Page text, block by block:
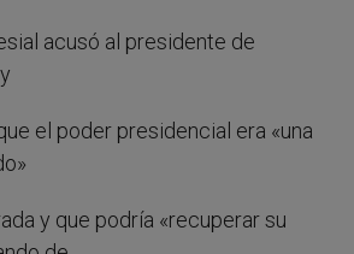
acusó al presidente de
el poder presidencial era «una
y que podría «recuperar su